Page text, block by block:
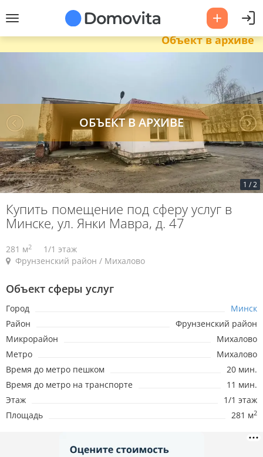
Объект в архиве
1 /2
Купить помещение под сферу услуг в
Минске, ул. Янки Мавра, д. 47
281 м2
1/1 этаж
Фрунзенский район / Михалово
Объект сферы услуг
Город
Минск
Район
Фрунзенский район
Микрорайон
Михалово
Метро
Михалово
Время до метро пешком
20 мин.
Время до метро на транспорте
11 мин.
Этаж
1/1 этаж
Площадь
281 м2